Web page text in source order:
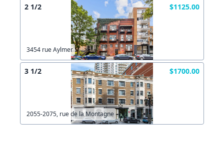
2 1/2 $1125.00
3454 rue Aylmer
3 1/2 $1700.00
2055-2075, rue de la Montagne